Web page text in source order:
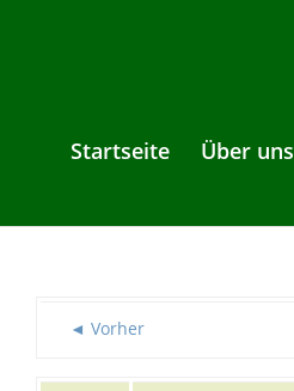
Startseite Über uns
◄ Vorher